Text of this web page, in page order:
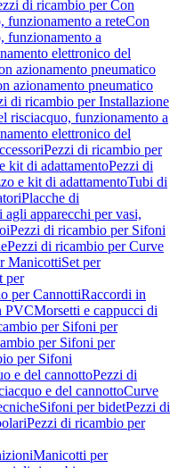
di ricambio per Con
funzionamento a reteCon
funzionamento a
elettronico del
azionamento pneumatico
azionamento pneumatico
di ricambio per Installazione
risciacquo, funzionamento a
elettronico del
Pezzi di ricambio per
kit di adattamentoPezzi di
e kit di adattamentoTubi di
Placche di
agli apparecchi per vasi,
Pezzi di ricambio per Sifoni
Pezzi di ricambio per Curve
ManicottiSet per
per
per CannottiRaccordi in
PVCMorsetti e cappucci di
per Sifoni per
per Sifoni per
per Sifoni
e del cannottoPezzi di
e del cannottoCurve
Sifoni per bidetPezzi di
Pezzi di ricambio per
Manicotti per